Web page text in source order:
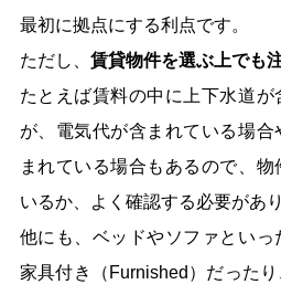
最初に拠点にする利点です。
ただし、 賃貸物件を選ぶ上でも
たとえば賃料の中に上下水道
が、電気代が含まれている場
まれている場合もあるので、
いるか、よく確認する必要があり
他にも、ベッドやソファといっ
家具付き（Furnished）だった